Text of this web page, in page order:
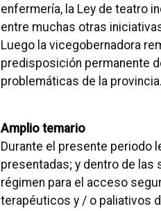
enfermería, la Ley de teatro
entre muchas otras
Luego la vicegobernadora
predisposición permanente
problemáticas de la provincia.
Amplio temario
Durante el presente periodo
presentadas; y dentro de las
régimen para el acceso
terapéuticos y / o paliativos